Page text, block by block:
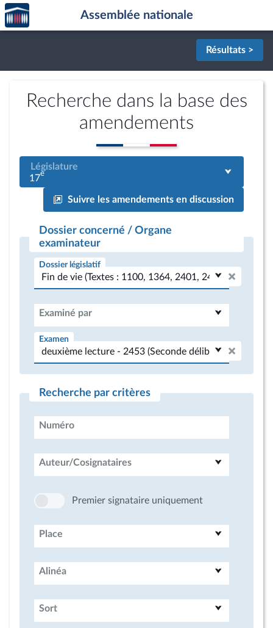
Aller au contenu
Aller en bas de la page
Accèder
à la
page
Assemblée nationale
Résultats >
Recherche dans la base des
amendements
Législature
17e
Suivre les amendements en discussion
Dossier concerné / Organe
examinateur
Dossier législatif
Examiné par
Examen
Recherche par critères
Numéro
Auteur/Cosignataires
Premier signataire uniquement
Place
Alinéa
Sort